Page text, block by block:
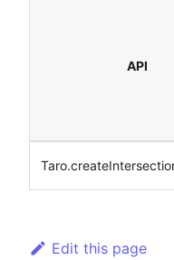
API
Edit this page